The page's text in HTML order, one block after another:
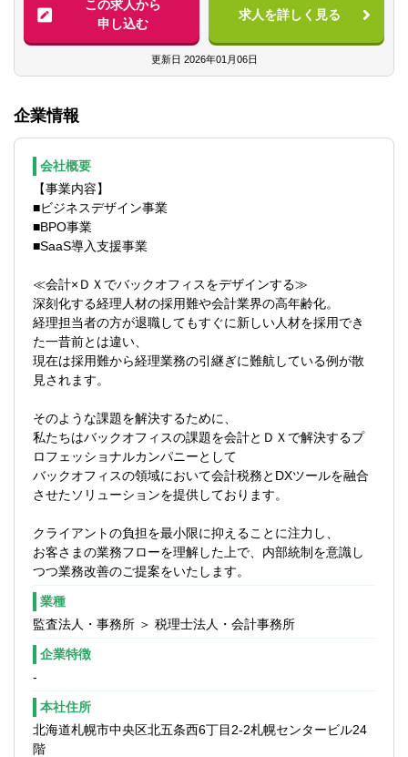
■顧客と直接やり取りし、導入・改善提案を
行った経験
■業務フローの整理・仕組み化が得意な方
■チームや部門の統括、内部統制やルール運
■コミュニケーションを通じて課題を引き出
■DX・業務効率化・仕組み化に興味がある
■チームで協調しながら成果を出せる方
せる方
■新しいツールや考え方を柔軟に吸収できる
方
■顧客との対話を通じて価値を生み出すこと
にやりがいを感じる方
■経理・会計の専門性を活かし、効率化・仕
組み化に挑戦したい方
■クラウドツール導入支援・業務改善に関心
のある方
■将来的にマネジメントや中核人材を目指す
■顧客と共に課題を解決する“パートナー志
向”の方
仕組み化を通じて、クライアントのバック
オフィスの最適化を行っています。
オンラインで経理サービスを提供しなが
ら、顧客の業務全体を理解・整理し、内部
■クラウド会計（freee・マネーフォワード
■顧客業務のフロー整理、効率化・仕組み化
■内部処理者への業務引継ぎ・マニュアル整
備
■経理チームの統括、ルール遵守状況の管理
■顧客とのコミュニケーションによる課題抽
出・改善提案
freee・マネーフォワード
【お客様について】
■長年お付き合いのある顧客が多く、紹介に
よる新規取引が中心
規模法人が多数
【職場環境】
可能
ケーション」です。
この求人から
申し込む
求人を詳しく見る
更新日 2026年01月06日
企業情報
会社概要
【事業内容】
■ビジネスデザイン事業
■BPO事業
■SaaS導入支援事業
≪会計×ＤＸでバックオフィスをデザインする≫
深刻化する経理人材の採用難や会計業界の高年齢化。
経理担当者の方が退職してもすぐに新しい人材を採用でき
た一昔前とは違い、
現在は採用難から経理業務の引継ぎに難航している例が散
見されます。
そのような課題を解決するために、
私たちはバックオフィスの課題を会計とＤＸで解決するプ
ロフェッショナルカンパニーとして
バックオフィスの領域において会計税務とDXツールを融合
させたソリューションを提供しております。
クライアントの負担を最小限に抑えることに注力し、
お客さまの業務フローを理解した上で、内部統制を意識し
つつ業務改善のご提案をいたします。
業種
監査法人・事務所 ＞ 税理士法人・会計事務所
企業特徴
-
本社住所
北海道札幌市中央区北五条西6丁目2-2札幌センタービル24
階